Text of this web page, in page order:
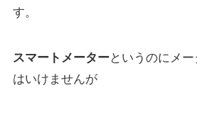
す。
スマートメーターというのにメ
はいけませんが